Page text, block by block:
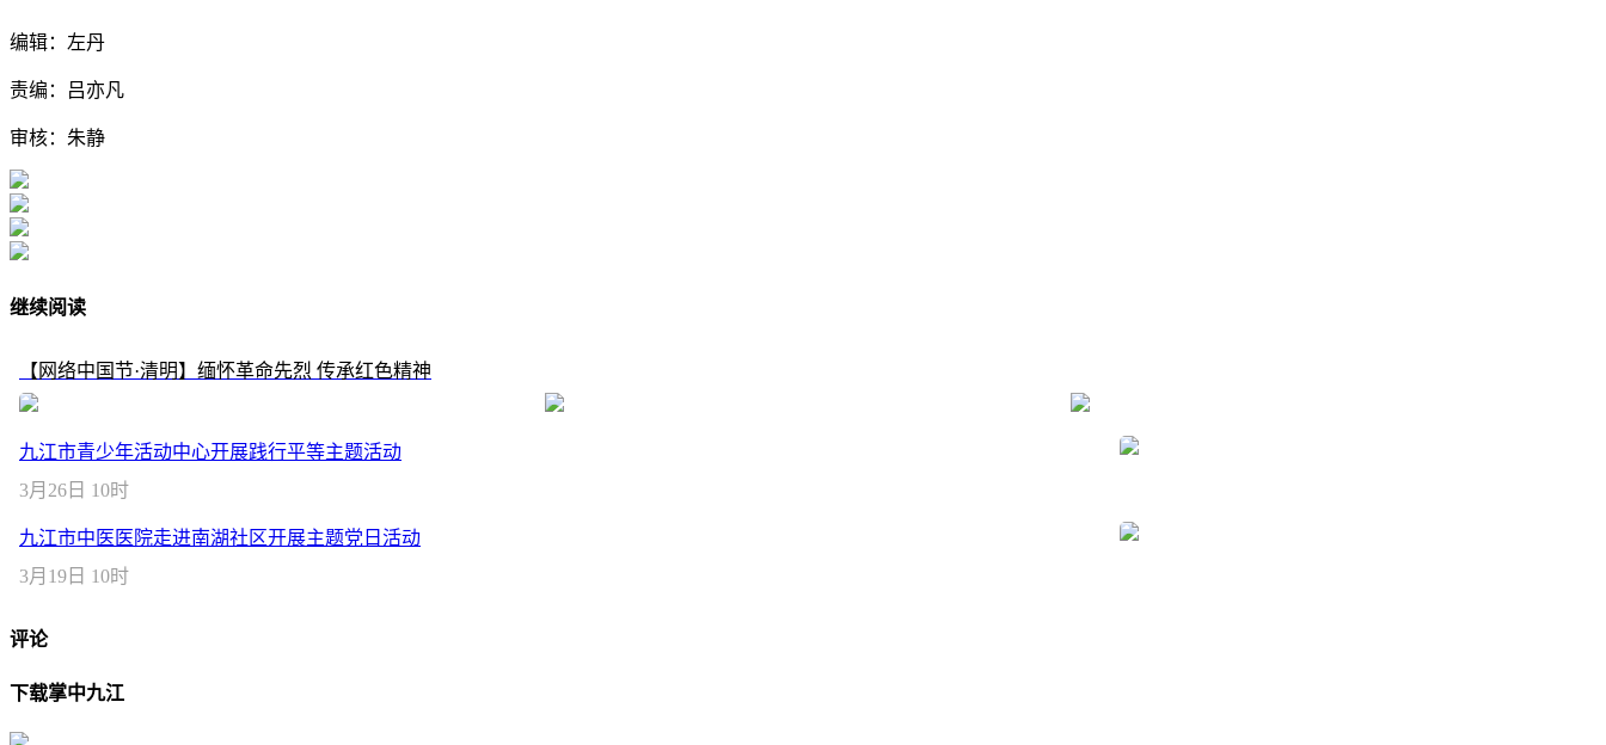
编辑：左丹
责编：吕亦凡
审核：朱静
继续阅读
【网络中国节·清明】缅怀革命先烈 传承红色精神
九江市青少年活动中心开展践行平等主题活动
3月26日 10时
九江市中医医院走进南湖社区开展主题党日活动
3月19日 10时
评论
下载掌中九江